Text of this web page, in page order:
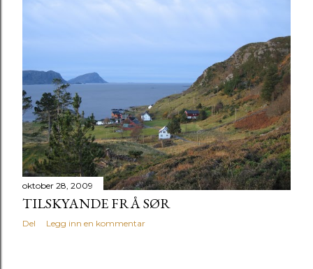
oktober 28, 2009
TILSKYANDE FRÅ SØR
Del Legg inn en kommentar